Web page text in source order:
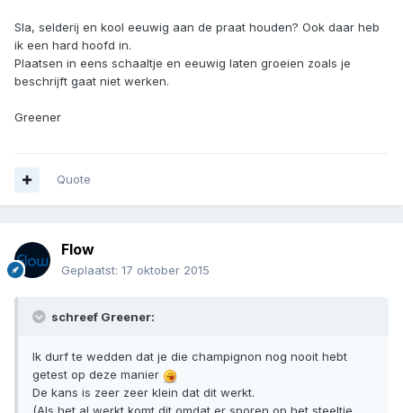
Sla, selderij en kool eeuwig aan de praat houden? Ook daar heb
ik een hard hoofd in.
Plaatsen in eens schaaltje en eeuwig laten groeien zoals je
beschrijft gaat niet werken.
Greener
Quote
Flow
Geplaatst: 17 oktober 2015
schreef Greener:
Ik durf te wedden dat je die champignon nog nooit hebt
getest op deze manier
De kans is zeer zeer klein dat dit werkt.